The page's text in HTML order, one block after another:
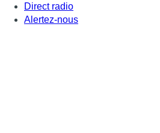
Direct radio
Alertez-nous